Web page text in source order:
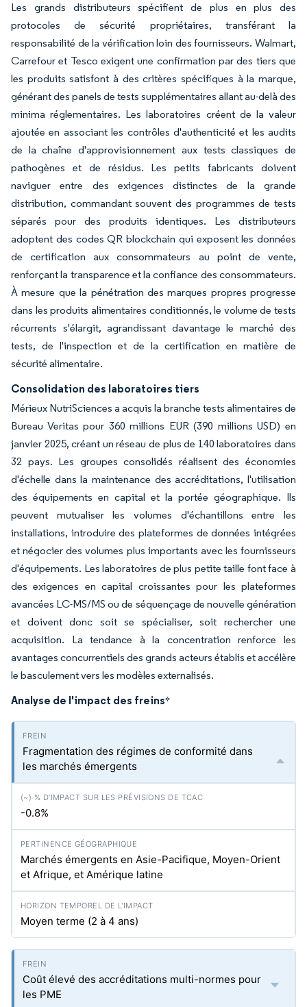
Les grands distributeurs spécifient de plus en plus des
protocoles de sécurité propriétaires, transférant la
responsabilité de la vérification loin des fournisseurs. Walmart,
Carrefour et Tesco exigent une confirmation par des tiers que
les produits satisfont à des critères spécifiques à la marque,
générant des panels de tests supplémentaires allant au-delà des
minima réglementaires. Les laboratoires créent de la valeur
ajoutée en associant les contrôles d'authenticité et les audits
de la chaîne d'approvisionnement aux tests classiques de
pathogènes et de résidus. Les petits fabricants doivent
naviguer entre des exigences distinctes de la grande
distribution, commandant souvent des programmes de tests
séparés pour des produits identiques. Les distributeurs
adoptent des codes QR blockchain qui exposent les données
de certification aux consommateurs au point de vente,
renforçant la transparence et la confiance des consommateurs.
À mesure que la pénétration des marques propres progresse
dans les produits alimentaires conditionnés, le volume de tests
récurrents s'élargit, agrandissant davantage le marché des
tests, de l'inspection et de la certification en matière de
sécurité alimentaire.
Consolidation des laboratoires tiers
Mérieux NutriSciences a acquis la branche tests alimentaires de
Bureau Veritas pour 360 millions EUR (390 millions USD) en
janvier 2025, créant un réseau de plus de 140 laboratoires dans
32 pays. Les groupes consolidés réalisent des économies
d'échelle dans la maintenance des accréditations, l'utilisation
des équipements en capital et la portée géographique. Ils
peuvent mutualiser les volumes d'échantillons entre les
installations, introduire des plateformes de données intégrées
et négocier des volumes plus importants avec les fournisseurs
d'équipements. Les laboratoires de plus petite taille font face à
des exigences en capital croissantes pour les plateformes
avancées LC-MS/MS ou de séquençage de nouvelle génération
et doivent donc soit se spécialiser, soit rechercher une
acquisition. La tendance à la concentration renforce les
avantages concurrentiels des grands acteurs établis et accélère
le basculement vers les modèles externalisés.
Analyse de l'impact des freins*
Fragmentation des régimes de conformité dans
les marchés émergents
-0.8%
Marchés émergents en Asie-Pacifique, Moyen-Orient
et Afrique, et Amérique latine
Moyen terme (2 à 4 ans)
Coût élevé des accréditations multi-normes pour
les PME